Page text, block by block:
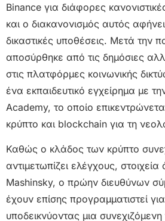
Binance για διάφορες
και ο διακανονισμός αυτός
δικαστικές υποθέσεις. Μετά την
αποσύρθηκε από τις δημόσιες
στις πλατφόρμες κοινωνικής
ένα εκπαιδευτικό εγχείρημα με
Academy, το οποίο
κρύπτο και blockchain για τη
Καθώς ο κλάδος των κρύπτο
αντιμετωπίζει ελέγχους,
Mashinsky, ο πρώην διευθύνων
έχουν επίσης προγραμματιστεί
υποδεικνύοντας μια